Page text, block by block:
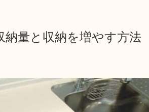
量と収納を増やす方法